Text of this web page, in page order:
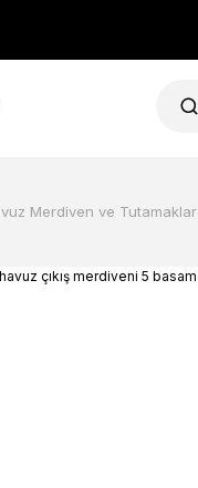
Merdiven ve Tutamaklar